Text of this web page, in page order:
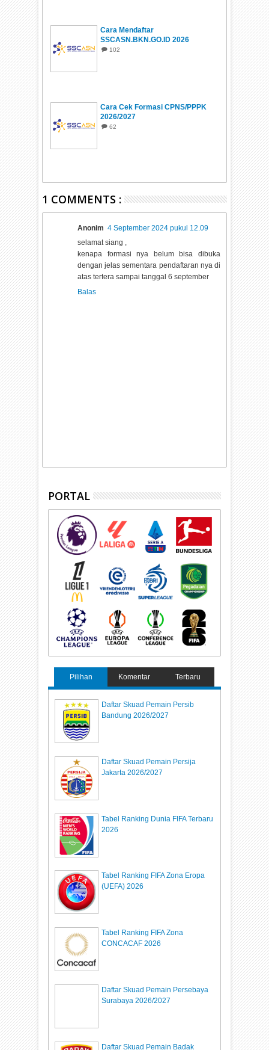
Cara Mendaftar
SSCASN.BKN.GO.ID 2026
102
Cara Cek Formasi CPNS/PPPK
2026/2027
62
1 COMMENTS :
Anonim 4 September 2024 pukul 12.09
selamat siang ,
kenapa formasi nya belum bisa dibuka
dengan jelas sementara pendaftaran nya di
atas tertera sampai tanggal 6 september
Balas
PORTAL
Pilihan Komentar Terbaru
Daftar Skuad Pemain Persib
Bandung 2026/2027
Daftar Skuad Pemain Persija
Jakarta 2026/2027
Tabel Ranking Dunia FIFA Terbaru
2026
Tabel Ranking FIFA Zona Eropa
(UEFA) 2026
Tabel Ranking FIFA Zona
CONCACAF 2026
Daftar Skuad Pemain Persebaya
Surabaya 2026/2027
Daftar Skuad Pemain Badak